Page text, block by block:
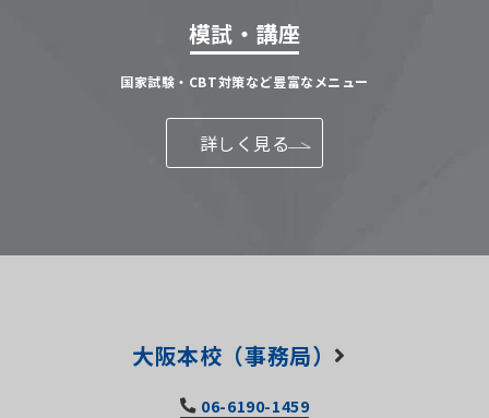
模試・講座
国家試験・CBT対策など豊富なメニュー
詳しく見る
大阪本校（事務局）
06-6190-1459